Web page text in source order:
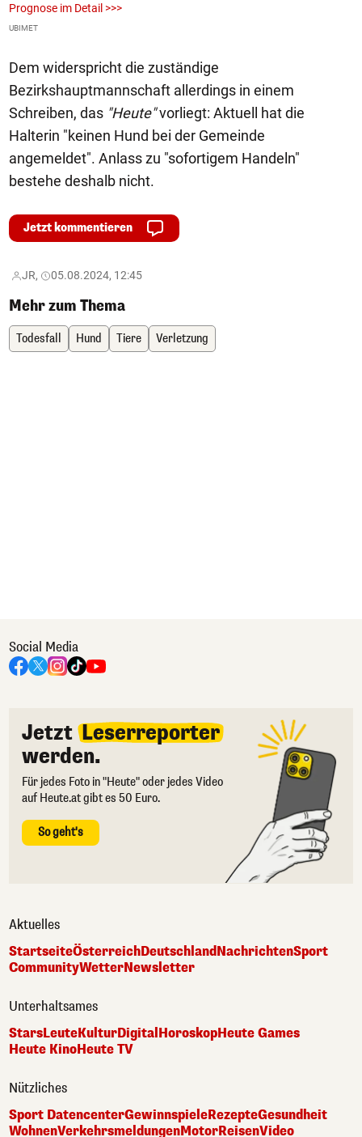
Prognose im Detail >>>
UBIMET
Dem widerspricht die zuständige
Bezirkshauptmannschaft allerdings in einem
Schreiben, das "Heute"vorliegt: Aktuell hat die
Halterin "keinen Hund bei der Gemeinde
angemeldet". Anlass zu "sofortigem Handeln"
bestehe deshalb nicht.
Jetzt kommentieren
JR, 05.08.2024, 12:45
Mehr zum Thema
Todesfall Hund Tiere Verletzung
Social Media
Jetzt Leserreporter
werden.
Für jedes Foto in "Heute" oder jedes Video
auf Heute.at gibt es 50 Euro.
So geht's
Aktuelles
StartseiteÖsterreichDeutschlandNachrichtenSport
CommunityWetterNewsletter
Unterhaltsames
StarsLeuteKulturDigital HoroskopHeute Games
Heute KinoHeute TV
Nützliches
Sport DatencenterGewinnspieleRezepteGesundheit
WohnenVerkehrsmeldungenMotorReisenVideo